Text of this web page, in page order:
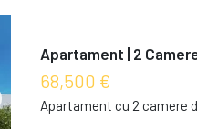
Apartament | 2
68,500 €
Apartament cu 2 camere